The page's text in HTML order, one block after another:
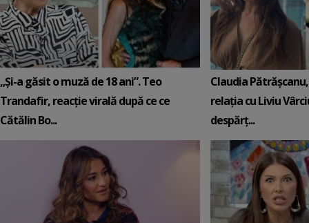
„Și-a găsit o muză de 18 ani”. Teo
Trandafir, reacție virală după ce ce
Cătălin Bo...
Claudia
relația cu Liviu
despărț...